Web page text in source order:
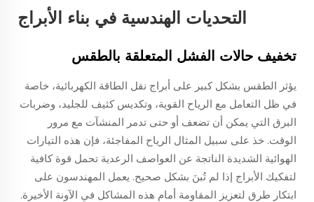
التحديات الهندسية في بناء الأبراج
تخفيف حالات الفشل المتعلقة بالطقس
يؤثر الطقس بشكل كبير على أبراج نقل الطاقة الكهربائية، خاصة
في ظل التعامل مع الرياح القوية، وتكديس كثيف للجليد، وضربات
البرق التي يمكن أن تضعف أو حتى تدمر المنشآت مع مرور
الوقت. خذ على سبيل المثال الرياح المفاجئة، فإن هذه التيارات
الهوائية الشديدة الناتجة عن العواصف الرعدية تحمل قوة كافية
لتفكيك الأبراج إذا لم تُبنَ بشكل صحيح. يعمل المهندسون على
ابتكار طرق لتعزيز المقاومة أمام هذه المشاكل في الآونة الأخيرة.